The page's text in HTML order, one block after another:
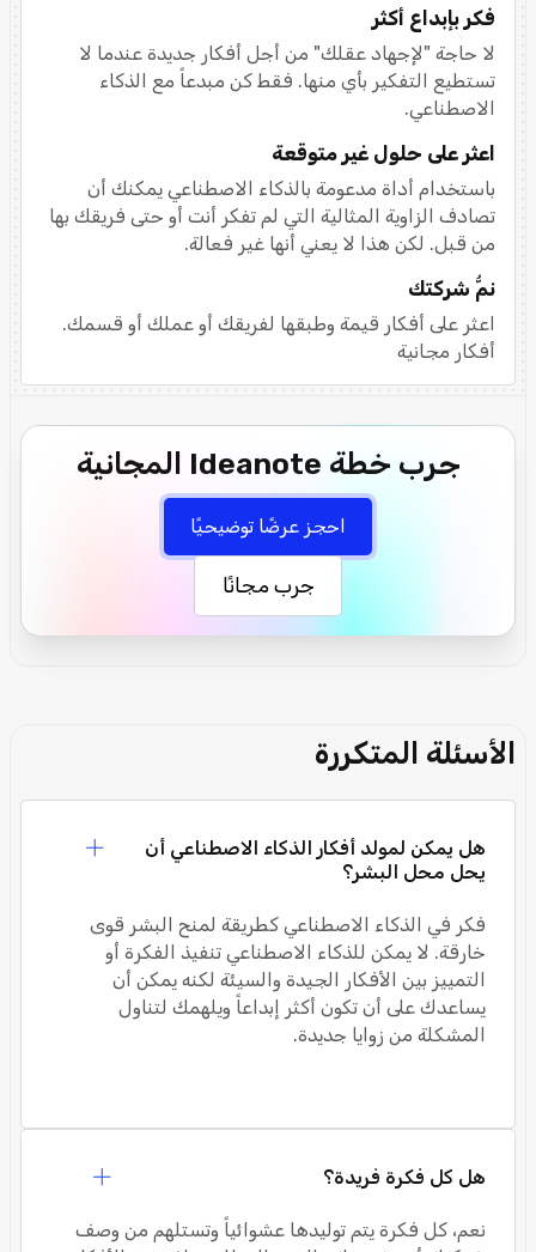
فكر بإبداع أكثر
لا حاجة "لإجهاد عقلك" من أجل أفكار جديدة عندما لا
تستطيع التفكير بأي منها. فقط كن مبدعاً مع الذكاء
الاصطناعي.
اعثر على حلول غير متوقعة
باستخدام أداة مدعومة بالذكاء الاصطناعي يمكنك أن
تصادف الزاوية المثالية التي لم تفكر أنت أو حتى فريقك بها
من قبل. لكن هذا لا يعني أنها غير فعالة.
نمُّ شركتك
اعثر على أفكار قيمة وطبقها لفريقك أو عملك أو قسمك.
أفكار مجانية
جرب خطة Ideanote المجانية
احجز عرضًا توضيحيًا
جرب مجانًا
الأسئلة المتكررة
هل يمكن لمولد أفكار الذكاء الاصطناعي أن
يحل محل البشر؟
فكر في الذكاء الاصطناعي كطريقة لمنح البشر قوى
خارقة. لا يمكن للذكاء الاصطناعي تنفيذ الفكرة أو
التمييز بين الأفكار الجيدة والسيئة لكنه يمكن أن
يساعدك على أن تكون أكثر إبداعاً ويلهمك لتناول
المشكلة من زوايا جديدة.
هل كل فكرة فريدة؟
نعم، كل فكرة يتم توليدها عشوائياً وتستلهم من وصف